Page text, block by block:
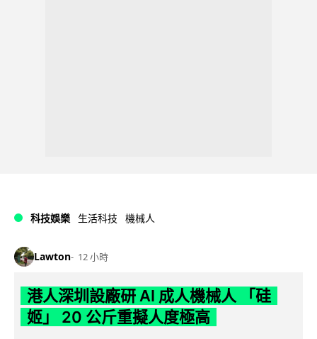
科技娛樂 生活科技 機械人
Lawton 12 小時
港人深圳設廠研 AI 成人機械人 「硅
姬」 20 公斤重擬人度極高